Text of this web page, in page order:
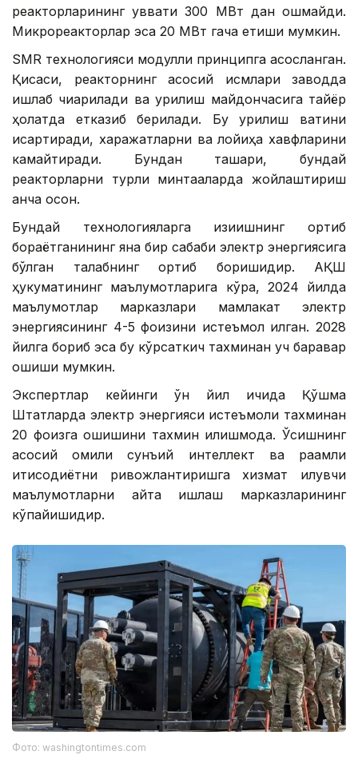
реакторларининг қуввати 300 МВт дан ошмайди.
Микрореакторлар эса 20 МВт гача етиши мумкин.
SMR технологияси модулли принципга асосланган.
Қисқаси, реакторнинг асосий қисмлари заводда
ишлаб чиқарилади ва қурилиш майдончасига тайёр
ҳолатда етказиб берилади. Бу қурилиш вақтини
қисқартиради, харажатларни ва лойиҳа хавфларини
камайтиради. Бундан ташқари, бундай
реакторларни турли минтақаларда жойлаштириш
анча осон.
Бундай технологияларга қизиқишнинг ортиб
бораётганининг яна бир сабаби электр энергиясига
бўлган талабнинг ортиб боришидир. АҚШ
ҳукуматининг маълумотларига кўра, 2024 йилда
маълумотлар марказлари мамлакат электр
энергиясининг 4-5 фоизини истеъмол қилган. 2028
йилга бориб эса бу кўрсаткич тахминан уч баравар
ошиши мумкин.
Экспертлар кейинги ўн йил ичида Қўшма
Штатларда электр энергияси истеъмоли тахминан
20 фоизга ошишини тахмин қилишмоқда. Ўсишнинг
асосий омили сунъий интеллект ва рақамли
иқтисодиётни ривожлантиришга хизмат қилувчи
маълумотларни қайта ишлаш марказларининг
кўпайишидир.
Фото: washingtontimes.com